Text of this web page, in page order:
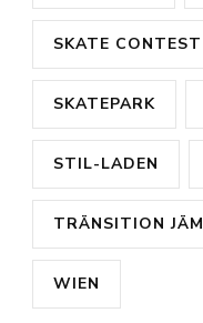
SKATE CONTEST
SKATEPARK
STIL-LADEN
TRÄNSITION JÄM
WIEN